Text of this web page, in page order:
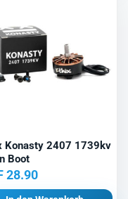
Konasty 2407 1739kv
Boot
28.90